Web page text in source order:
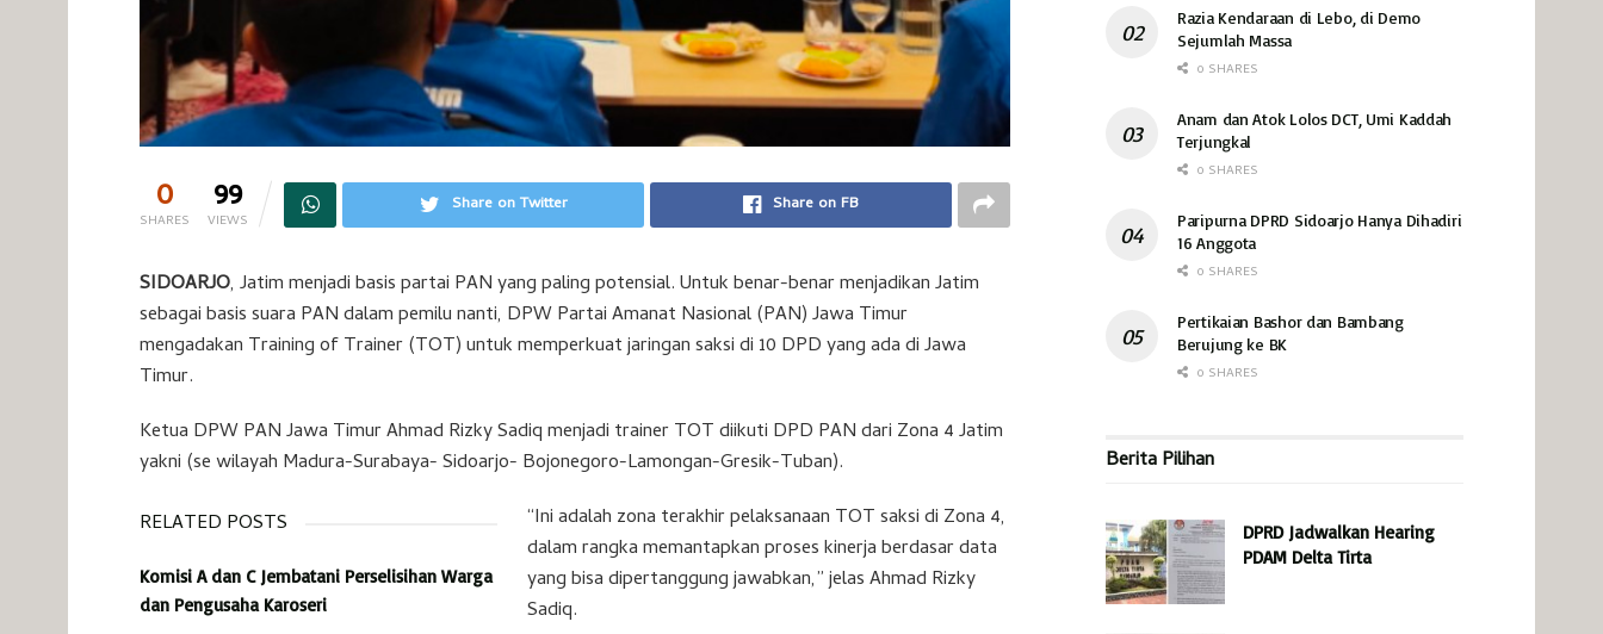
0
SHARES 99
VIEWS
Share on Twitter Share on FB
SIDOARJO, Jatim menjadi basis partai PAN yang paling potensial. Untuk benar-benar menjadikan Jatim
sebagai basis suara PAN dalam pemilu nanti, DPW Partai Amanat Nasional (PAN) Jawa Timur
mengadakan Training of Trainer (TOT) untuk memperkuat jaringan saksi di 10 DPD yang ada di Jawa
Timur.
Ketua DPW PAN Jawa Timur Ahmad Rizky Sadiq menjadi trainer TOT diikuti DPD PAN dari Zona 4 Jatim
yakni (se wilayah Madura-Surabaya- Sidoarjo- Bojonegoro-Lamongan-Gresik-Tuban).
RELATED POSTS
Komisi A dan C Jembatani Perselisihan Warga
dan Pengusaha Karoseri
“Ini adalah zona terakhir pelaksanaan TOT saksi di Zona 4,
dalam rangka memantapkan proses kinerja berdasar data
yang bisa dipertanggung jawabkan,” jelas Ahmad Rizky
Sadiq.
Razia Kendaraan di Lebo, di Demo
Sejumlah Massa
0 SHARES
Anam dan Atok Lolos DCT, Umi Kaddah
Terjungkal
0 SHARES
Paripurna DPRD Sidoarjo Hanya Dihadiri
16 Anggota
0 SHARES
Pertikaian Bashor dan Bambang
Berujung ke BK
0 SHARES
Berita Pilihan
DPRD Jadwalkan Hearing
PDAM Delta Tirta